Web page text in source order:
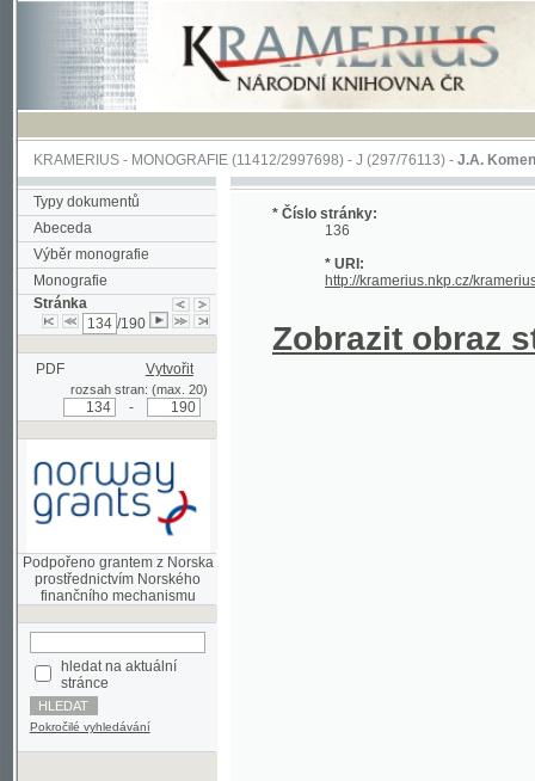
KRAMERIUS-MONOGRAFIE(11412/2997698) -J (297/76113)-J.A. Komenského
Typy dokumentů
Abeceda
Výběr monografie
Monografie
Stránka
/190
PDF Vytvořit
rozsah stran: (max. 20)
Podpořeno grantem z Norska
prostřednictvím Norského
hledat na aktuální
stránce
Pokročilé vyhledávání
* Číslo stránky:
136
* URI:
http://kramerius.nkp.cz/kramerius/